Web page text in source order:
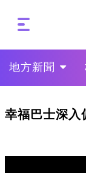
地方新聞
幸福巴士深入